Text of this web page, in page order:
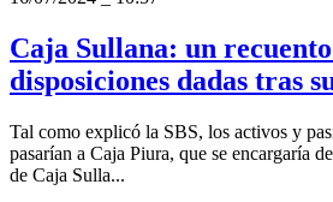
Caja Sullana: un
disposiciones dadas tras
Tal como explicó la SBS, los activos y
pasarían a Caja Piura, que se encargaría
de Caja Sulla...